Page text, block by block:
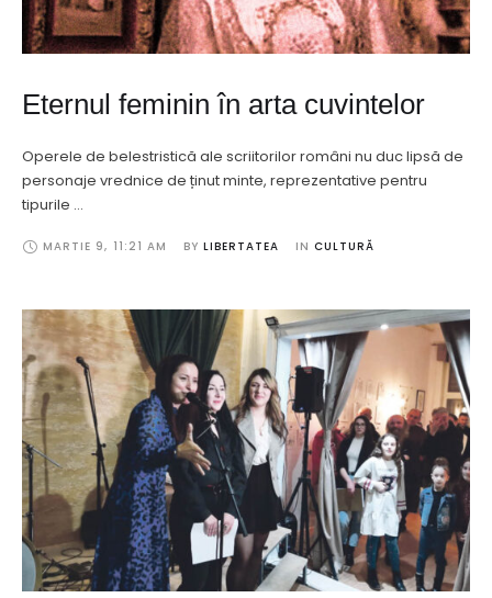
Eternul feminin în arta cuvintelor
Operele de belestristică ale scriitorilor români nu duc lipsă de
personaje vrednice de ținut minte, reprezentative pentru
tipurile …
MARTIE 9, 11:21 AM BY LIBERTATEA IN CULTURĂ